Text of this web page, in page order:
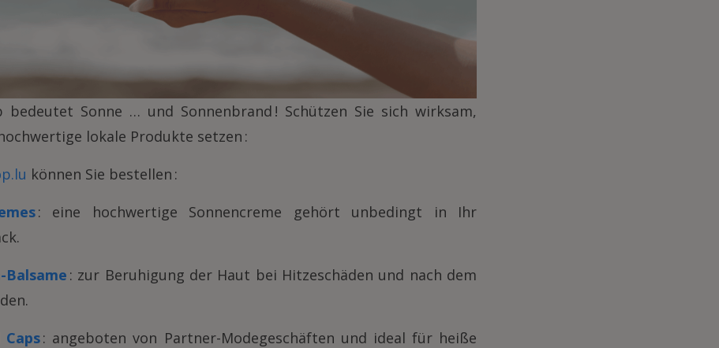
bedeutet Sonne … und Sonnenbrand ! Schützen Sie sich wirksam,
lokale Produkte setzen :
können Sie bestellen :
: eine hochwertige Sonnencreme gehört unbedingt in Ihr
: zur Beruhigung der Haut bei Hitzeschäden und nach dem
: angeboten von Partner-Modegeschäften und ideal für heiße